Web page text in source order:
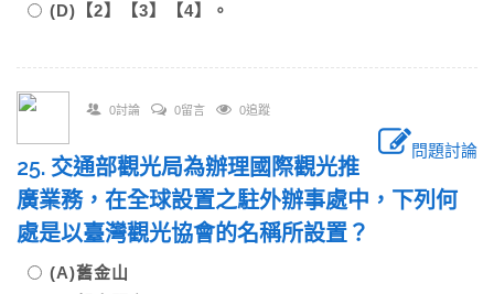
(D)【2】【3】【4】。
0討論 0留言 0追蹤
問題討論
25. 交通部觀光局為辦理國際觀光推
廣業務，在全球設置之駐外辦事處中，下列何
處是以臺灣觀光協會的名稱所設置？
(A)舊金山